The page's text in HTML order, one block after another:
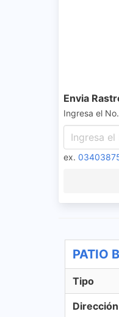
Envia
Ingresa el
ex.
PATIO
Tipo
Dirección